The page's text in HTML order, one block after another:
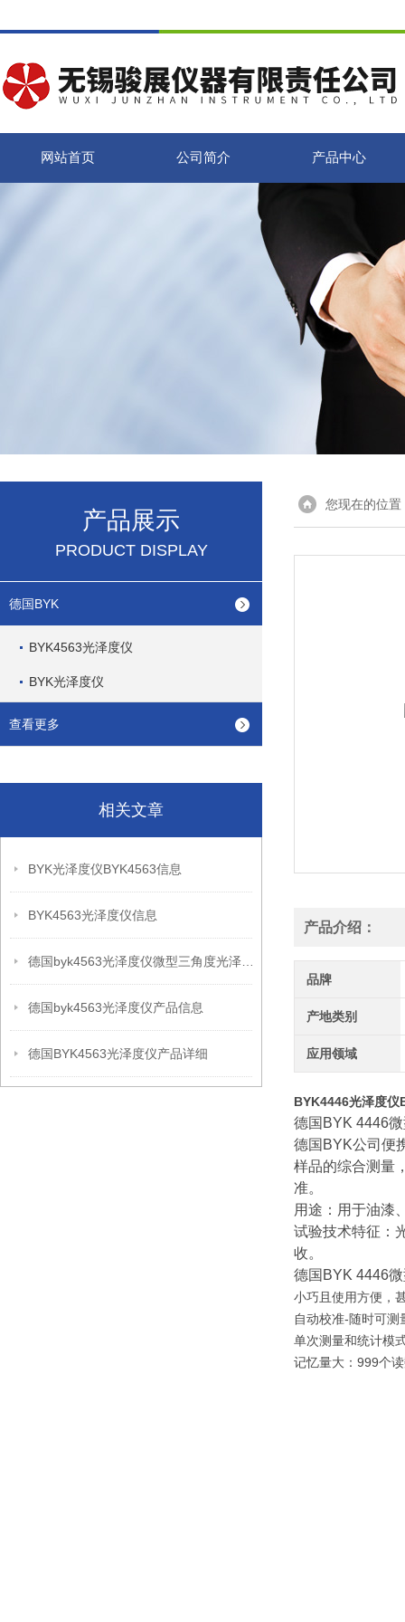
网站首页 公司简介 产品中心
产品展示
PRODUCT DISPLAY
德国BYK
BYK4563光泽度仪
BYK光泽度仪
查看更多
相关文章
BYK光泽度仪BYK4563信息
BYK4563光泽度仪信息
德国byk4563光泽度仪产品信息
德国BYK4563光泽度仪产品详细
您现在的位置
产品介绍：
品牌
产地类别
应用领域
BYK4446光泽度仪
德国BYK 4446
德国BYK公司便
样品的综合测量
准。
用途：用于油漆
试验技术特征：
收。
德国BYK 4446
小巧且使用方便，
自动校准-随时可
单次测量和统计模
记忆量大：999个